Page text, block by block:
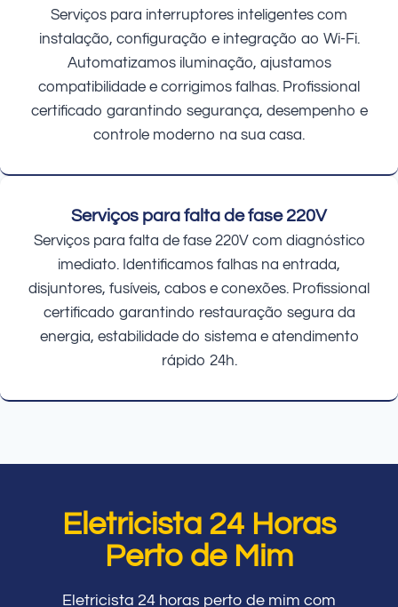
Serviços para interruptores inteligentes com
instalação, configuração e integração ao Wi-Fi.
Automatizamos iluminação, ajustamos
compatibilidade e corrigimos falhas. Profissional
certificado garantindo segurança, desempenho e
controle moderno na sua casa.
Serviços para falta de fase 220V
Serviços para falta de fase 220V com diagnóstico
imediato. Identificamos falhas na entrada,
disjuntores, fusíveis, cabos e conexões. Profissional
certificado garantindo restauração segura da
energia, estabilidade do sistema e atendimento
rápido 24h.
Eletricista 24 Horas
Perto de Mim
Eletricista 24 horas perto de mim com